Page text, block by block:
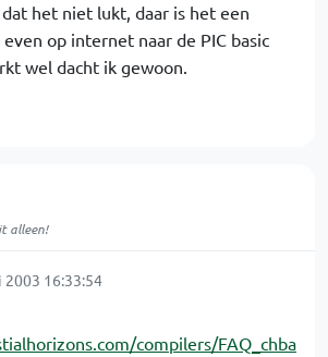
het niet lukt, daar is het een
op internet naar de PIC basic
wel dacht ik gewoon.
alleen!
16:33:54
compilers/FAQ_chba